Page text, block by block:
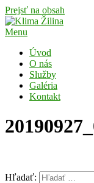
Prejsť na obsah
Menu
Úvod
O nás
Služby
Galéria
Kontakt
Hľadať: